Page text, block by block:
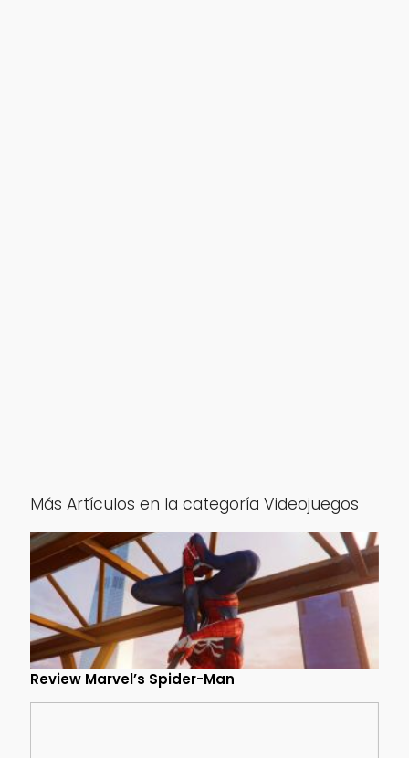
Más Artículos en la categoría Videojuegos
Review Marvel’s Spider-Man